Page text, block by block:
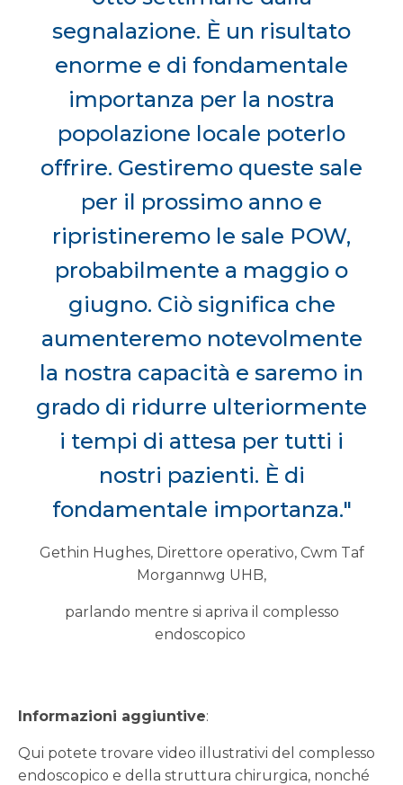
segnalazione. È un risultato
enorme e di fondamentale
importanza per la nostra
popolazione locale poterlo
offrire. Gestiremo queste sale
per il prossimo anno e
ripristineremo le sale POW,
probabilmente a maggio o
giugno. Ciò significa che
aumenteremo notevolmente
la nostra capacità e saremo in
grado di ridurre ulteriormente
i tempi di attesa per tutti i
nostri pazienti. È di
fondamentale importanza."
Gethin Hughes, Direttore operativo, Cwm Taf
Morgannwg UHB,
parlando mentre si apriva il complesso
endoscopico
Informazioni aggiuntive:
Qui potete trovare video illustrativi del complesso
endoscopico e della struttura chirurgica, nonché